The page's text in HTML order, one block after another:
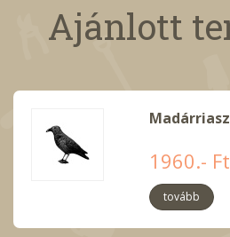
Ajánlott
1960.- Ft
tovább